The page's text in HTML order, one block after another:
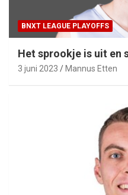
BNXT LEAGUE PLAYOFFS
Het sprookje is uit en
3 juni 2023 Mannus Etten